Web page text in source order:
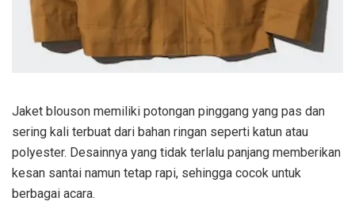
Jaket blouson memiliki potongan pinggang yang pas dan
sering kali terbuat dari bahan ringan seperti katun atau
polyester. Desainnya yang tidak terlalu panjang memberikan
kesan santai namun tetap rapi, sehingga cocok untuk
berbagai acara.